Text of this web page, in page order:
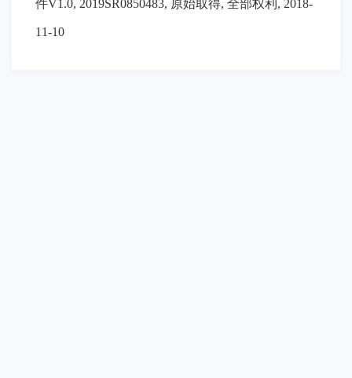
件V1.0, 2019SR0850483, 原始取得, 全部权利, 2018-
11-10